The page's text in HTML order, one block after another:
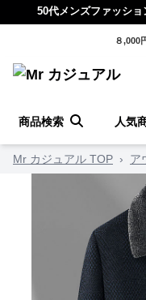
50代メンズファッシ
８,000
商品検索 人気
Mr カジュアル TOP › ア